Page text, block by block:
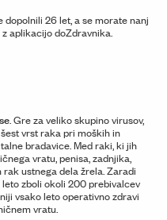
dopolnili 26 let, a se morate nanj
aplikacijo doZdravnika.
. Gre za veliko skupino virusov,
vrst raka pri moških in
bradavice. Med raki, ki jih
vratu, penisa, zadnjika,
ustnega dela žrela. Zaradi
zboli okoli 200 prebivalcev
vsako leto operativno zdravi
vratu.